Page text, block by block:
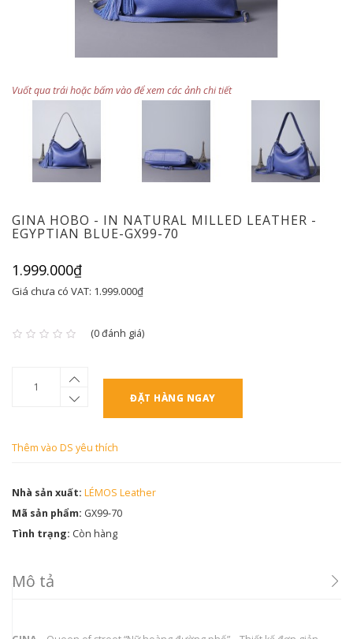
Vuốt qua trái hoặc bấm vào để xem các ảnh chi tiết
GINA HOBO - IN NATURAL MILLED LEATHER -
EGYPTIAN BLUE-GX99-70
1.999.000₫
Giá chưa có VAT: 1.999.000₫
(0 đánh giá)
ĐẶT HÀNG NGAY
Thêm vào DS yêu thích
Nhà sản xuất: LÉMOS Leather
Mã sản phẩm: GX99-70
Tình trạng: Còn hàng
Mô tả